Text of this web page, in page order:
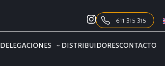
611 315 315
DELEGACIONES DISTRIBUIDORESCONTACTO